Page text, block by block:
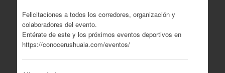
Felicitaciones a todos los corredores, organización y
colaboradores del evento.
Entérate de este y los próximos eventos deportivos en
https://conocerushuaia.com/eventos/